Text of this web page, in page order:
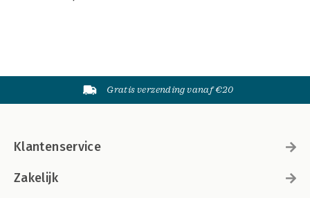
Gratis verzending vanaf €20
Klantenservice
Zakelijk